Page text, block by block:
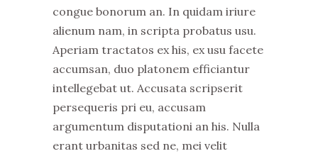
congue bonorum an. In quidam iriure
alienum nam, in scripta probatus usu.
Aperiam tractatos ex his, ex usu facete
accumsan, duo platonem efficiantur
intellegebat ut. Accusata scripserit
persequeris pri eu, accusam
argumentum disputationi an his. Nulla
erant urbanitas sed ne, mei velit